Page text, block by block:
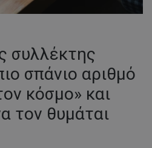
συλλέκτης
σπάνιο αριθμό
κόσμο» και
τον θυμάται